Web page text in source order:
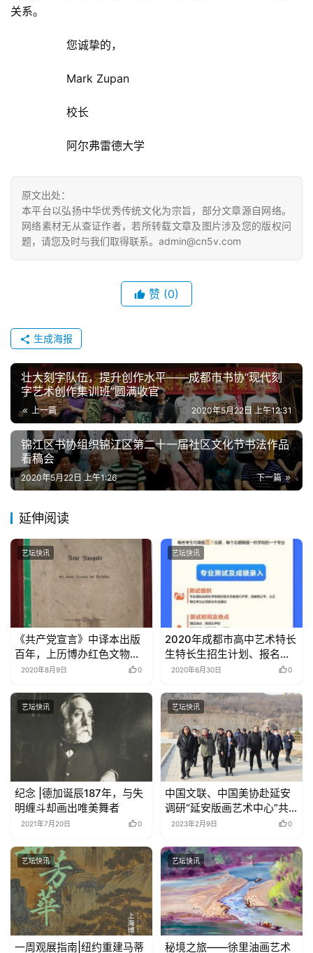
关系。
  	您诚挚的，
  	Mark Zupan
  	校长
  	阿尔弗雷德大学
原文出处：
本平台以弘扬中华优秀传统文化为宗旨，部分文章源自网络。
网络素材无从查证作者，若所转载文章及图片涉及您的版权问
题，请您及时与我们取得联系。admin@cn5v.com
赞 (0)
生成海报
壮大刻字队伍，提升创作水平——成都市书协“现代刻
字艺术创作集训班”圆满收官
上一篇 2020年5月22日 上午12:31
锦江区书协组织锦江区第二十一届社区文化节书法作品
看稿会
下一篇
2020年5月22日 上午1:26
延伸阅读
艺坛快讯
《共产党宣言》中译本出版
百年，上历博办红色文物史
料展
2020年8月9日 0
艺坛快讯
2020年成都市高中艺术特长
生特长生招生计划、报名条
件公布
2020年6月30日 0
艺坛快讯
纪念 |德加诞辰187年，与失
明缠斗却画出唯美舞者
2021年7月20日 0
艺坛快讯
中国文联、中国美协赴延安
调研“延安版画艺术中心”共
建工作
2023年2月9日 0
艺坛快讯
一周观展指南|纽约重建马蒂
艺坛快讯
秘境之旅——徐里油画艺术